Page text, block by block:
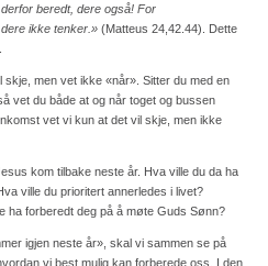
beredt, dere også! For
ikke tenker.» (Matteus 24,42.44). Dette
men vet ikke «når». Sitter du med en
vet du både at og når toget og bussen
vet vi kun at det vil skje, men ikke
kom tilbake neste år. Hva ville du da ha
ville du prioritert annerledes i livet?
ha forberedt deg på å møte Guds Sønn?
igjen neste år», skal vi sammen se på
vi best mulig kan forberede oss. I den